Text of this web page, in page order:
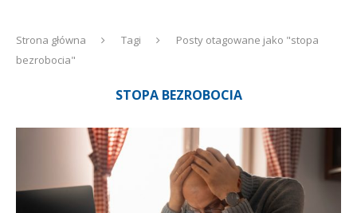
Strona główna Tagi
Posty otagowane jako "stopa
bezrobocia"
STOPA BEZROBOCIA